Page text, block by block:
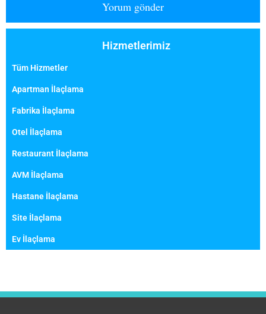
Hizmetlerimiz
Tüm Hizmetler
Apartman İlaçlama
Fabrika İlaçlama
Otel İlaçlama
Restaurant İlaçlama
AVM İlaçlama
Hastane İlaçlama
Site İlaçlama
Ev İlaçlama